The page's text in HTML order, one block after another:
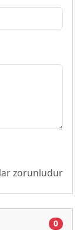
zorunludur
0